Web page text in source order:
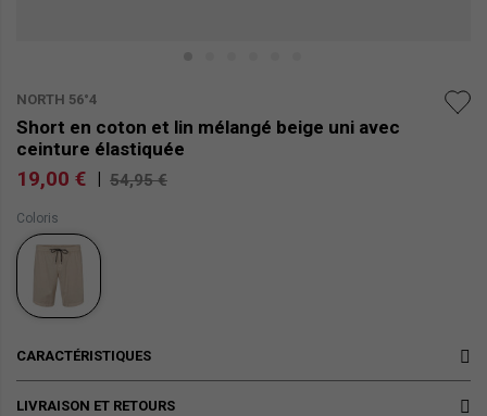
NORTH 56°4
Short en coton et lin mélangé beige uni avec
ceinture élastiquée
19,00 € 54,95 €
Coloris
CARACTÉRISTIQUES
LIVRAISON ET RETOURS